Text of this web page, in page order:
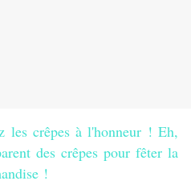
les crêpes à l'honneur ! Eh,
des crêpes pour fêter la
!